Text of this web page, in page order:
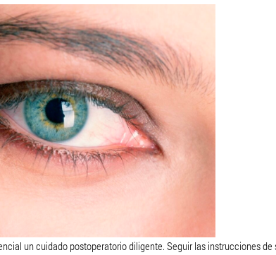
un cuidado postoperatorio diligente. Seguir las instrucciones